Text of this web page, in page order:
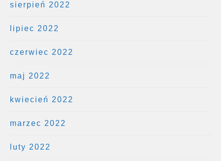
sierpień 2022
lipiec 2022
czerwiec 2022
maj 2022
kwiecień 2022
marzec 2022
luty 2022